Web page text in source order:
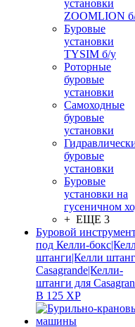
установки
ZOOMLION
Буровые
установки
TYSIM б/у
Роторные
буровые
установки
Самоходные
буровые
установки
буровые
установки
Буровые
установки на
гусеничном
+ ЕЩЕ 3
Буровой
под Келли-
штанги|Келли
Casagrande|Келли-
штанги для
B 125 XP